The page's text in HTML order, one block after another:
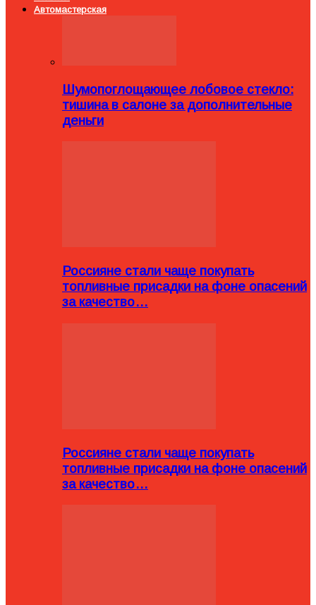
Автомастерская
Шумопоглощающее лобовое стекло:
тишина в салоне за дополнительные
деньги
Россияне стали чаще покупать
топливные присадки на фоне опасений
за качество…
Россияне стали чаще покупать
топливные присадки на фоне опасений
за качество…